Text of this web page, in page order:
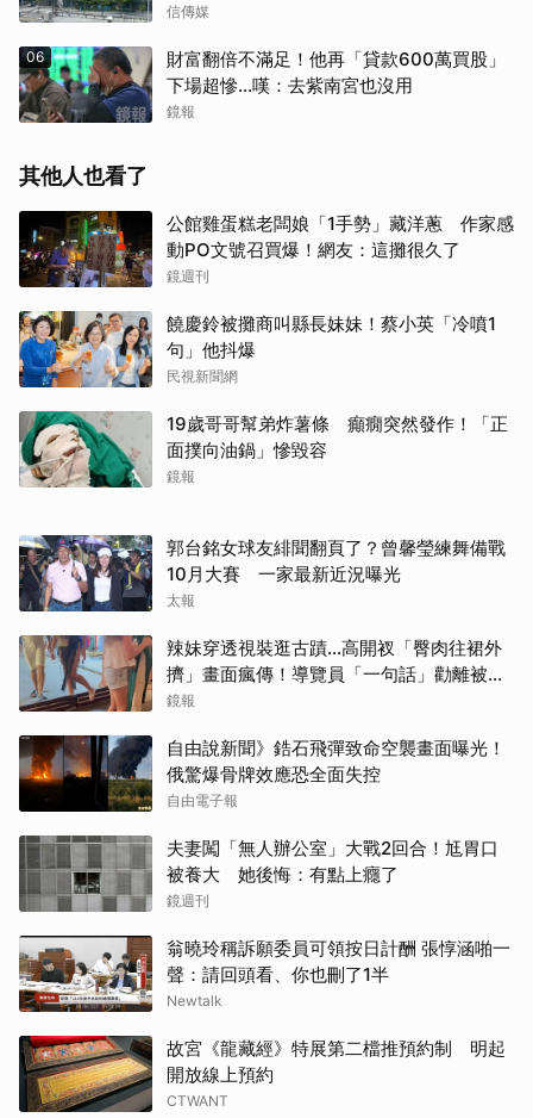
信傳媒
06
財富翻倍不滿足！他再「貸款600萬買股」
下場超慘...嘆：去紫南宮也沒用
鏡報
其他人也看了
公館雞蛋糕老闆娘「1手勢」藏洋蔥 作家感
動PO文號召買爆！網友：這攤很久了
鏡週刊
饒慶鈴被攤商叫縣長妹妹！蔡小英「冷噴1
句」他抖爆
民視新聞網
19歲哥哥幫弟炸薯條 癲癇突然發作！「正
面撲向油鍋」慘毀容
鏡報
郭台銘女球友緋聞翻頁了？曾馨瑩練舞備戰
10月大賽 一家最新近況曝光
太報
辣妹穿透視裝逛古蹟…高開衩「臀肉往裙外
擠」畫面瘋傳！導覽員「一句話」勸離被狂
讚
鏡報
自由說新聞》鋯石飛彈致命空襲畫面曝光！
俄驚爆骨牌效應恐全面失控
自由電子報
夫妻闖「無人辦公室」大戰2回合！尪胃口
被養大 她後悔：有點上癮了
鏡週刊
翁曉玲稱訴願委員可領按日計酬 張惇涵啪一
聲：請回頭看、你也刪了1半
Newtalk
故宮《龍藏經》特展第二檔推預約制 明起
開放線上預約
CTWANT
取消